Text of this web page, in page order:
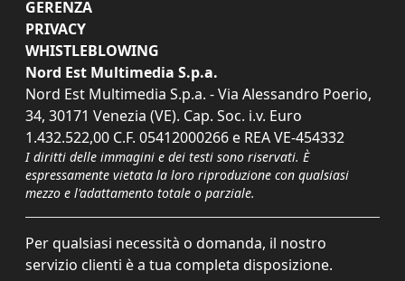
GERENZA
PRIVACY
WHISTLEBLOWING
Nord Est Multimedia S.p.a.
Nord Est Multimedia S.p.a. - Via Alessandro Poerio,
34, 30171 Venezia (VE). Cap. Soc. i.v. Euro
1.432.522,00 C.F. 05412000266 e REA VE-454332
I diritti delle immagini e dei testi sono riservati. È
espressamente vietata la loro riproduzione con qualsiasi
mezzo e l'adattamento totale o parziale.
Per qualsiasi necessità o domanda, il nostro
servizio clienti è a tua completa disposizione.